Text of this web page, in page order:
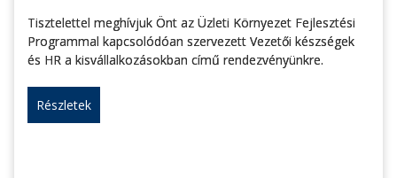
Tisztelettel meghívjuk Önt az Üzleti Környezet Fejlesztési
Programmal kapcsolódóan szervezett Vezetői készségek
és HR a kisvállalkozásokban című rendezvényünkre.
Részletek